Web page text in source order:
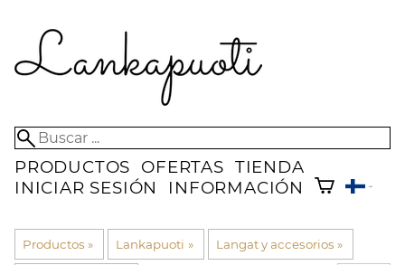
PRODUCTOS OFERTAS TIENDA
INICIAR SESIÓN
INFORMACIÓN
Productos ‪» Lankapuoti ‪» Langat y accesorios ‪»